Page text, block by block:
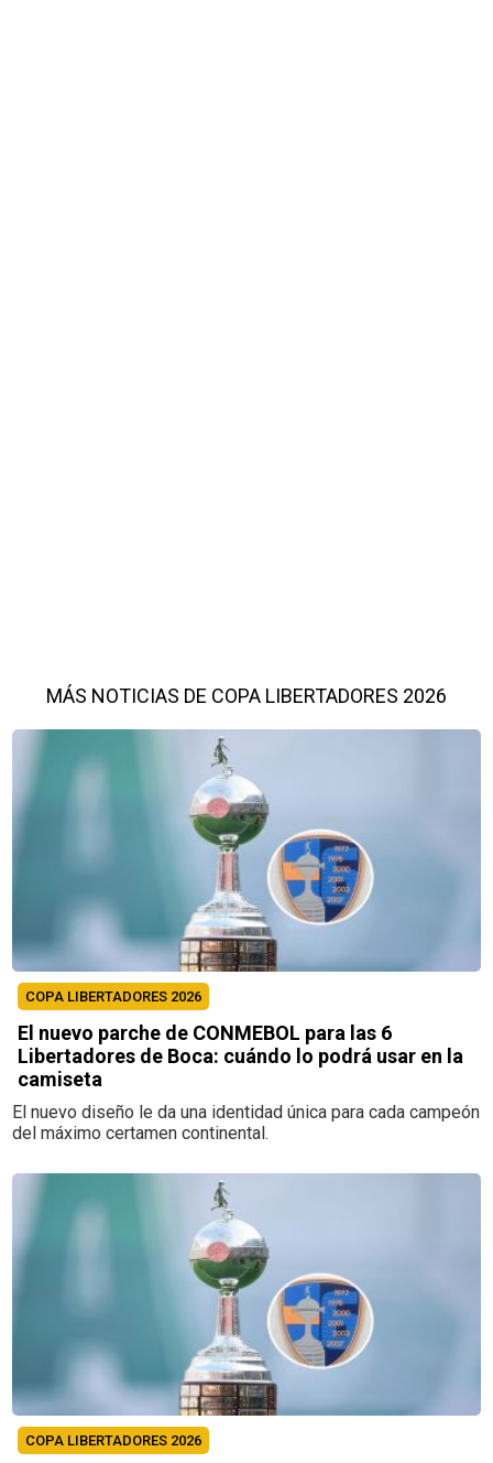
MÁS NOTICIAS DE COPA LIBERTADORES 2026
COPA LIBERTADORES 2026
El nuevo parche de CONMEBOL para las 6
Libertadores de Boca: cuándo lo podrá usar en la
camiseta
El nuevo diseño le da una identidad única para cada campeón
del máximo certamen continental.
COPA LIBERTADORES 2026